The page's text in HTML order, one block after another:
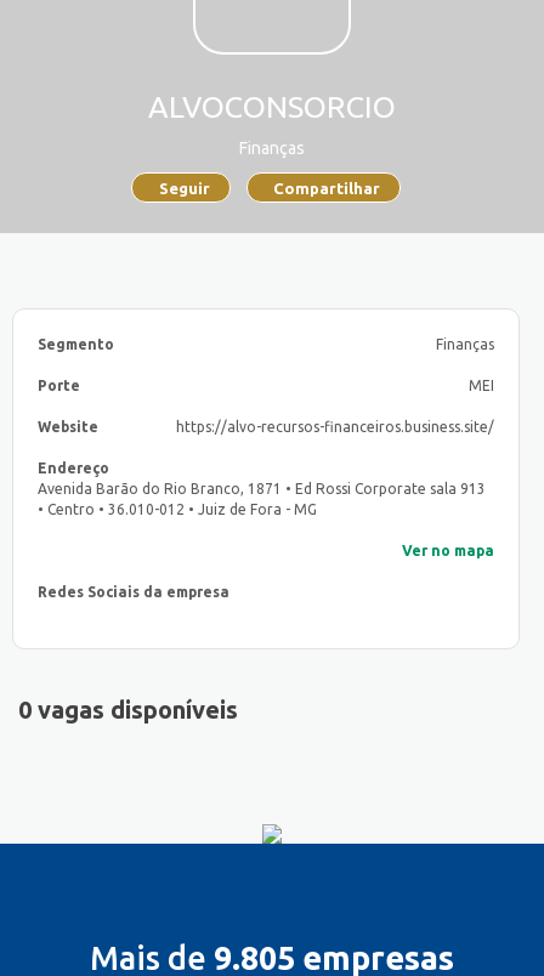
ALVOCONSORCIO
Finanças
Seguir Compartilhar
Segmento Finanças
Porte MEI
Website https://alvo-recursos-financeiros.business.site/
Endereço
Avenida Barão do Rio Branco, 1871 • Ed Rossi Corporate sala 913
• Centro • 36.010-012 • Juiz de Fora - MG
Ver no mapa
Redes Sociais da empresa
0 vagas disponíveis
Mais de 9.805 empresas